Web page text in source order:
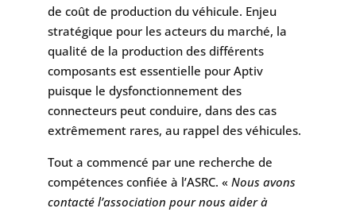
de coût de production du véhicule. Enjeu
stratégique pour les acteurs du marché, la
qualité de la production des différents
composants est essentielle pour Aptiv
puisque le dysfonctionnement des
connecteurs peut conduire, dans des cas
extrêmement rares, au rappel des véhicules.
Tout a commencé par une recherche de
compétences confiée à l’ASRC. « Nous avons
contacté l’association pour nous aider à